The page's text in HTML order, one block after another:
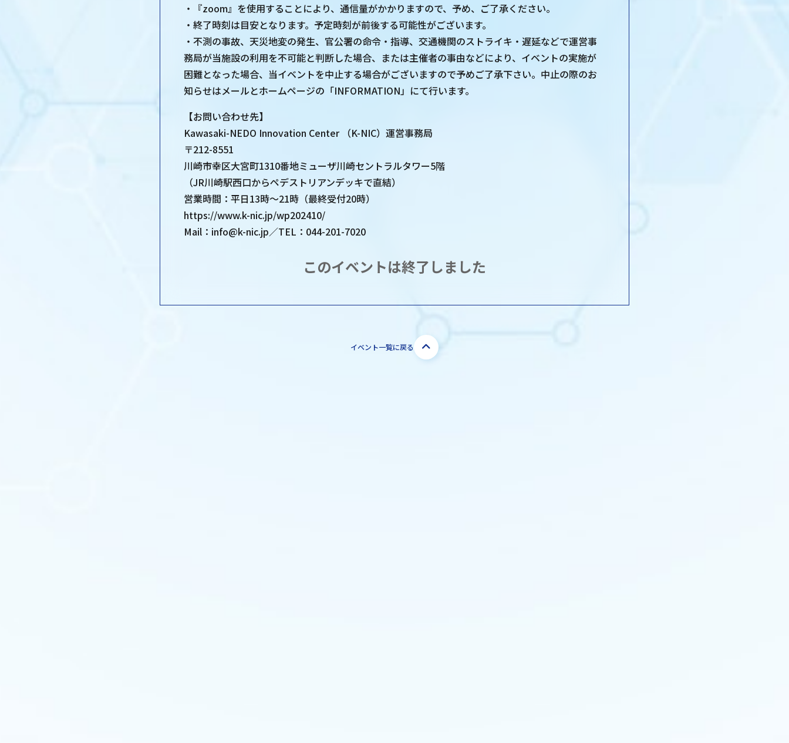
・『zoom』を使用することにより、通信量がかかりますので、予め、ご了承ください。
・終了時刻は目安となります。予定時刻が前後する可能性がございます。
・不測の事故、天災地変の発生、官公署の命令・指導、交通機関のストライキ・遅延などで運営事
務局が当施設の利用を不可能と判断した場合、または主催者の事由などにより、イベントの実施が
困難となった場合、当イベントを中止する場合がございますので予めご了承下さい。中止の際のお
知らせはメールとホームページの「INFORMATION」にて行います。
【お問い合わせ先】
Kawasaki-NEDO Innovation Center （K-NIC）運営事務局
〒212-8551
川崎市幸区大宮町1310番地ミューザ川崎セントラルタワー5階
（JR川崎駅西口からペデストリアンデッキで直結）
営業時間：平日13時～21時（最終受付20時）
https://www.k-nic.jp/wp202410/
Mail：info@k-nic.jp／TEL：044-201-7020
このイベントは終了しました
イベント一覧に戻る